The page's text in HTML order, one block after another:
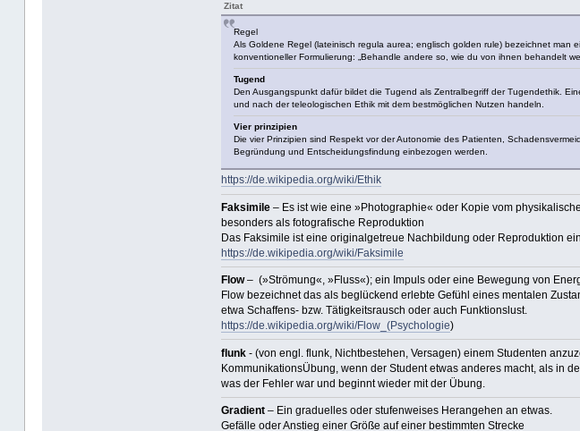
Zitat
Regel
Als Goldene Regel (lateinisch regula aurea; englisch golden rule) bezeichnet
konventioneller Formulierung: „Behandle andere so, wie du von ihnen behandelt
Tugend
Den Ausgangspunkt dafür bildet die Tugend als Zentralbegriff der Tugendethik.
und nach der teleologischen Ethik mit dem bestmöglichen Nutzen handeln.
Vier prinzipien
Die vier Prinzipien sind Respekt vor der Autonomie des Patienten,
Begründung und Entscheidungsfindung einbezogen werden.
https://de.wikipedia.org/wiki/Ethik
Faksimile– Es ist wie eine »Photographie« oder Kopie vom
besonders als fotografische Reproduktion
Das Faksimile ist eine originalgetreue Nachbildung oder Reproduktion
https://de.wikipedia.org/wiki/Faksimile
Flow– (»Strömung«, »Fluss«); ein Impuls oder eine Bewegung von
Flow bezeichnet das als beglückend erlebte Gefühl eines mentalen
etwa Schaffens- bzw. Tätigkeitsrausch oder auch Funktionslust.
https://de.wikipedia.org/wiki/Flow_(Psychologie)
flunk- (von engl. flunk, Nichtbestehen, Versagen) einem Studenten
KommunikationsÜbung, wenn der Student etwas anderes macht, als in
was der Fehler war und beginnt wieder mit der Übung.
Gradient– Ein graduelles oder stufenweises Herangehen an etwas.
Gefälle oder Anstieg einer Größe auf einer bestimmten Strecke